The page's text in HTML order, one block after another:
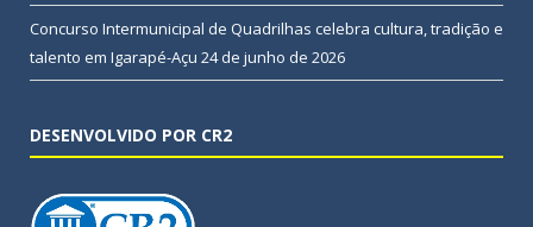
Concurso Intermunicipal de Quadrilhas celebra cultura, tradição e
talento em Igarapé-Açu 24 de junho de 2026
DESENVOLVIDO POR CR2